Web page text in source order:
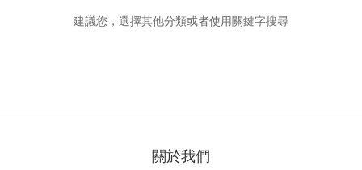
建議您，選擇其他分類或者使用關鍵字搜尋
關於我們